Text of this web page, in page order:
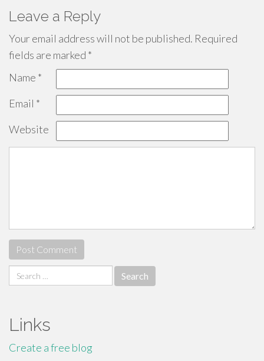
Leave a Reply
Your email address will not be published. Required
fields are marked *
Name *
Email *
Website
Search
for:
Links
Create a free blog